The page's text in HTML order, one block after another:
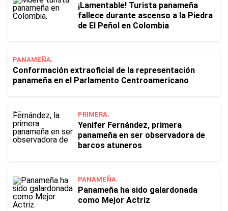
¡Lamentable! Turista panameña
fallece durante ascenso a la Piedra
de El Peñol en Colombia
PANAMEÑA.
Conformación extraoficial de la representación
panameña en el Parlamento Centroamericano
PRIMERA.
Yenifer Fernández, primera
panameña en ser observadora de
barcos atuneros
PANAMEÑA.
Panameña ha sido galardonada
como Mejor Actriz